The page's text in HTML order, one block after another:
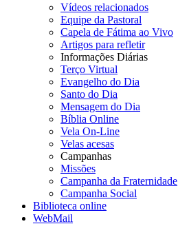
Vídeos relacionados
Equipe da Pastoral
Capela de Fátima ao Vivo
Artigos para refletir
Informações Diárias
Terço Virtual
Evangelho do Dia
Santo do Dia
Mensagem do Dia
Bíblia Online
Vela On-Line
Velas acesas
Campanhas
Missões
Campanha da Fraternidade
Campanha Social
Biblioteca online
WebMail